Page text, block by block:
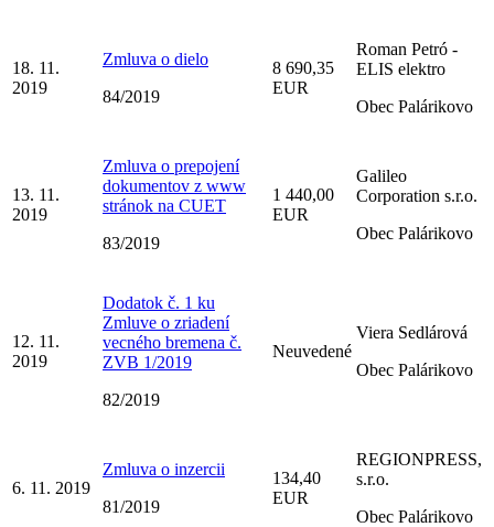
18. 11.
2019
Zmluva o dielo
84/2019
8 690,35
EUR
Roman Petró -
ELIS elektro
Obec Palárikovo
13. 11.
2019
Zmluva o prepojení
dokumentov z www
stránok na CUET
83/2019
1 440,00
EUR
Galileo
Corporation s.r.o.
Obec Palárikovo
12. 11.
2019
Dodatok č. 1 ku
Zmluve o zriadení
vecného bremena č.
ZVB 1/2019
82/2019
Neuvedené
Viera Sedlárová
Obec Palárikovo
6. 11. 2019
Zmluva o inzercii
81/2019
134,40
EUR
REGIONPRESS,
s.r.o.
Obec Palárikovo